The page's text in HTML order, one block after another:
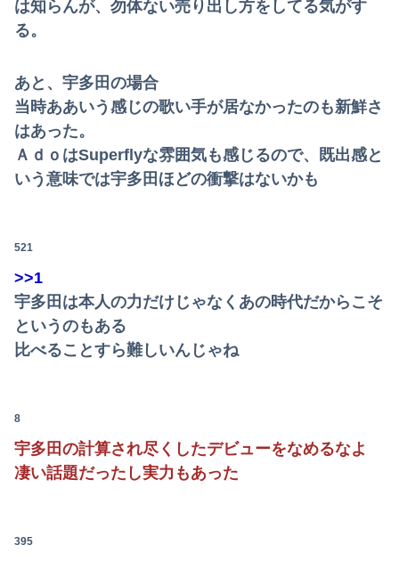
中国政府「原爆投下の背景こそ反省が必要だ」と主張
は知らんが、勿体ない売り出し方をしてる気がす
る。
あと、宇多田の場合
当時ああいう感じの歌い手が居なかったのも新鮮さ
はあった。
ＡｄｏはSuperflyな雰囲気も感じるので、既出感と
いう意味では宇多田ほどの衝撃はないかも
521
>>1
宇多田は本人の力だけじゃなくあの時代だからこそ
というのもある
比べることすら難しいんじゃね
8
宇多田の計算され尽くしたデビューをなめるなよ
凄い話題だったし実力もあった
395